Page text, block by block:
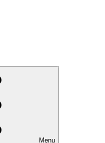
Menu